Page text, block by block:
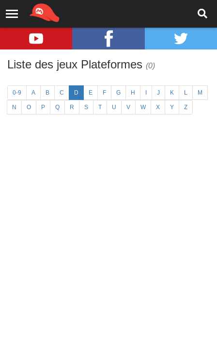
Liste des jeux Plateformes (0)
0-9 A B C D E F G H J K L M
N O P Q R S T U V W X Y Z